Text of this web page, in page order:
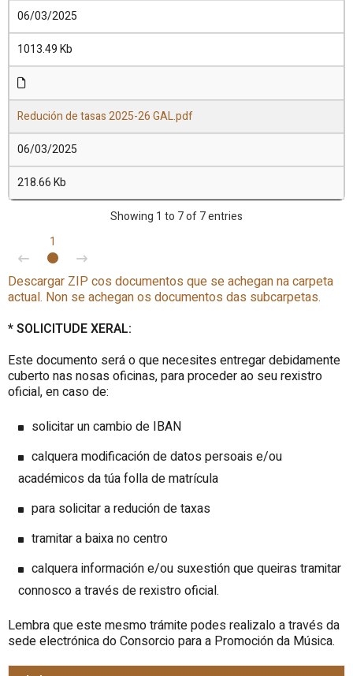
06/03/2025
1013.49 Kb
Redución de tasas 2025-26 GAL.pdf
06/03/2025
218.66 Kb
Showing 1 to 7 of 7 entries
1
Descargar ZIP cos documentos que se achegan na carpeta
actual. Non se achegan os documentos das subcarpetas.
* SOLICITUDE XERAL:
Este documento será o que necesites entregar debidamente
cuberto nas nosas oficinas, para proceder ao seu rexistro
oficial, en caso de:
solicitar un cambio de IBAN
calquera modificación de datos persoais e/ou
académicos da túa folla de matrícula
para solicitar a redución de taxas
tramitar a baixa no centro
calquera información e/ou suxestión que queiras tramitar
connosco a través de rexistro oficial.
Lembra que este mesmo trámite podes realizalo a través da
sede electrónica do Consorcio para a Promoción da Música.